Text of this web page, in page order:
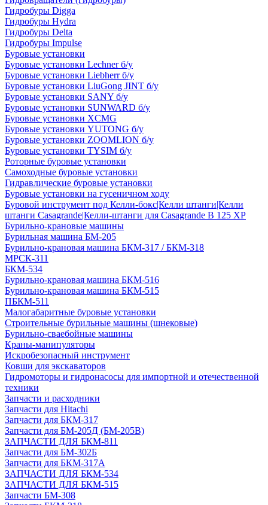
Гидробуры Digga
Гидробуры Hydra
Гидробуры Delta
Гидробуры Impulse
Буровые установки
Буровые установки Lechner б/у
Буровые установки Liebherr б/у
Буровые установки LiuGong JINT б/у
Буровые установки SANY б/у
Буровые установки SUNWARD б/у
Буровые установки XCMG
Буровые установки YUTONG б/у
Буровые установки ZOOMLION б/у
Буровые установки TYSIM б/у
Роторные буровые установки
Самоходные буровые установки
Гидравлические буровые установки
Буровые установки на гусеничном ходу
Буровой инструмент под Келли-бокс|Келли штанги|Келли
штанги Casagrande|Келли-штанги для Casagrande B 125 XP
Бурильно-крановые машины
Бурильная машина БМ-205
Бурильно-крановая машина БКМ-317 / БКМ-318
МРСК-311
БКМ-534
Бурильно-крановая машина БКМ-516
Бурильно-крановая машина БКМ-515
ПБКМ-511
Малогабаритные буровые установки
Строительные бурильные машины (шнековые)
Бурильно-сваебойные машины
Краны-манипуляторы
Искробезопасный инструмент
Ковши для экскаваторов
Гидромоторы и гидронасосы для импортной и отечественной
техники
Запчасти и расходники
Запчасти для Hitachi
Запчасти для БКМ-317
Запчасти для БМ-205Д (БМ-205В)
ЗАПЧАСТИ ДЛЯ БКМ-811
Запчасти для БМ-302Б
Запчасти для БКМ-317А
ЗАПЧАСТИ ДЛЯ БКМ-534
ЗАПЧАСТИ ДЛЯ БКМ-515
Запчасти БМ-308